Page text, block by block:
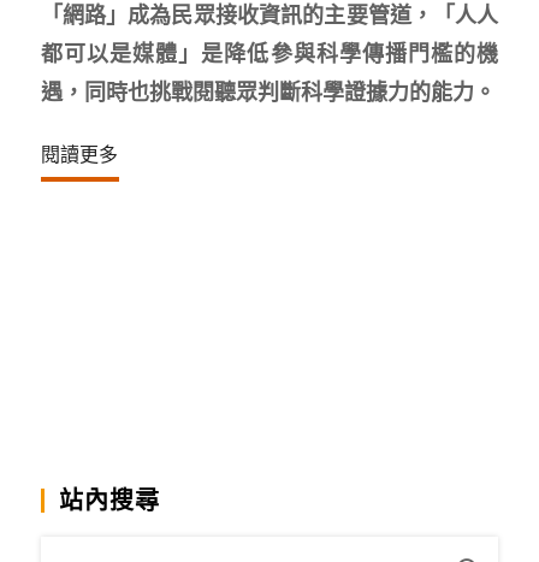
「網路」成為民眾接收資訊的主要管道，「人人
都可以是媒體」是降低參與科學傳播門檻的機
遇，同時也挑戰閱聽眾判斷科學證據力的能力。
閱讀更多
站內搜尋